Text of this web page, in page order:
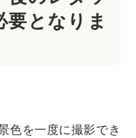
要となりま
色を一度に撮影でき